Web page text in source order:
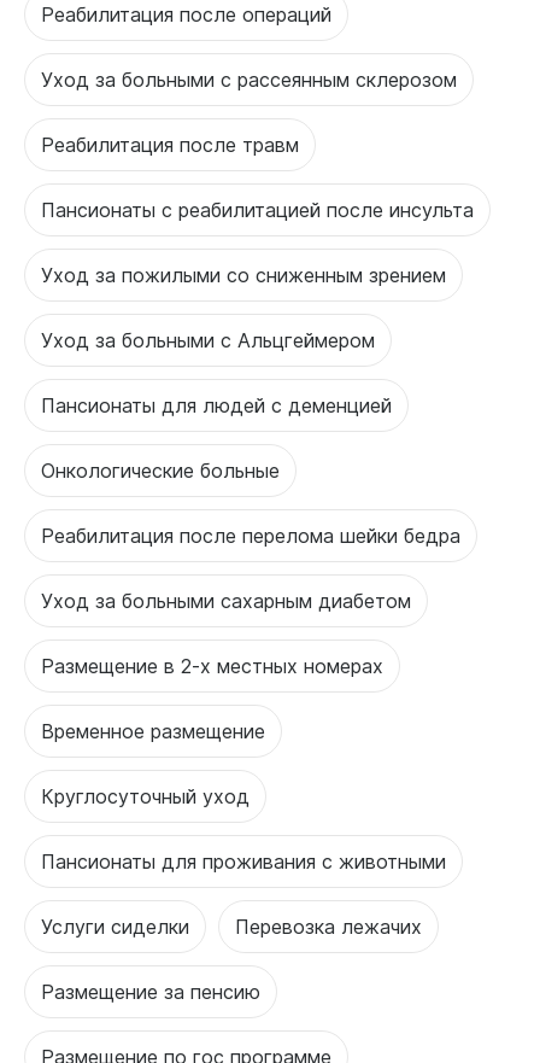
Реабилитация после операций
Уход за больными с рассеянным склерозом
Реабилитация после травм
Пансионаты с реабилитацией после инсульта
Уход за пожилыми со сниженным зрением
Уход за больными с Альцгеймером
Пансионаты для людей с деменцией
Онкологические больные
Реабилитация после перелома шейки бедра
Уход за больными сахарным диабетом
Размещение в 2-х местных номерах
Временное размещение
Круглосуточный уход
Пансионаты для проживания с животными
Услуги сиделки Перевозка лежачих
Размещение за пенсию
Размещение по гос программе